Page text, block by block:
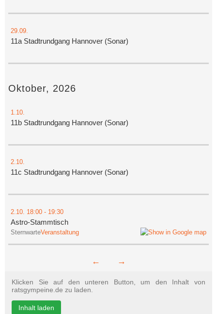
29.09.
11a Stadtrundgang Hannover (Sonar)
Oktober, 2026
1.10.
11b Stadtrundgang Hannover (Sonar)
2.10.
11c Stadtrundgang Hannover (Sonar)
2.10. 18:00 - 19:30
Astro-Stammtisch
SternwarteVeranstaltung
← →
Klicken Sie auf den unteren Button, um den Inhalt von
ratsgympeine.de zu laden.
Inhalt laden